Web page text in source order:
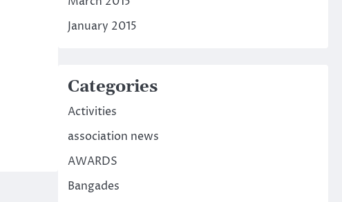
January 2015
Categories
Activities
association news
AWARDS
Bangades